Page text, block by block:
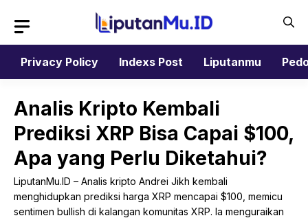
isi
Privacy Policy
Indexs Post Liputanmu
Analis Kripto Kembali
Prediksi XRP Bisa Capai $100,
Apa yang Perlu Diketahui?
LiputanMu.ID – Analis kripto Andrei Jikh kembali
menghidupkan prediksi harga XRP mencapai $100, memicu
sentimen bullish di kalangan komunitas XRP. Ia menguraikan